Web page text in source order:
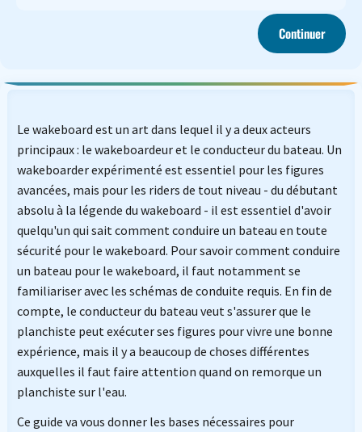
Continuer
Le wakeboard est un art dans lequel il y a deux acteurs
principaux : le wakeboardeur et le conducteur du bateau. Un
wakeboarder expérimenté est essentiel pour les figures
avancées, mais pour les riders de tout niveau - du débutant
absolu à la légende du wakeboard - il est essentiel d'avoir
quelqu'un qui sait comment conduire un bateau en toute
sécurité pour le wakeboard. Pour savoir comment conduire
un bateau pour le wakeboard, il faut notamment se
familiariser avec les schémas de conduite requis. En fin de
compte, le conducteur du bateau veut s'assurer que le
planchiste peut exécuter ses figures pour vivre une bonne
expérience, mais il y a beaucoup de choses différentes
auxquelles il faut faire attention quand on remorque un
planchiste sur l'eau.
Ce guide va vous donner les bases nécessaires pour